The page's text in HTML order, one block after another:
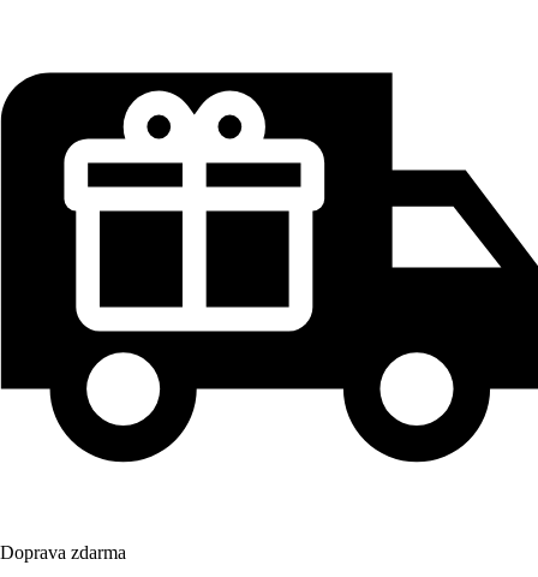
Doprava zdarma